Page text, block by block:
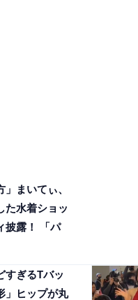
」まいてぃ、
た水着ショッ
披露！ 「パ
すぎるTバッ
」ヒップが丸